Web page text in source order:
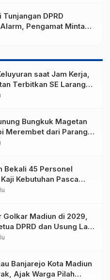
DPRD
Pengamat Minta
Tata Kelola
saat Jam Kerja,
Terbitkan SE Larang
Bungkuk Magetan
Merembet dari Parang
Kencang
Bekali 45 Personel
Kebutuhan Pasca
Golkar Madiun di 2029,
DPRD dan Usung Lagi
Banjarejo Kota Madiun
Ajak Warga Pilah